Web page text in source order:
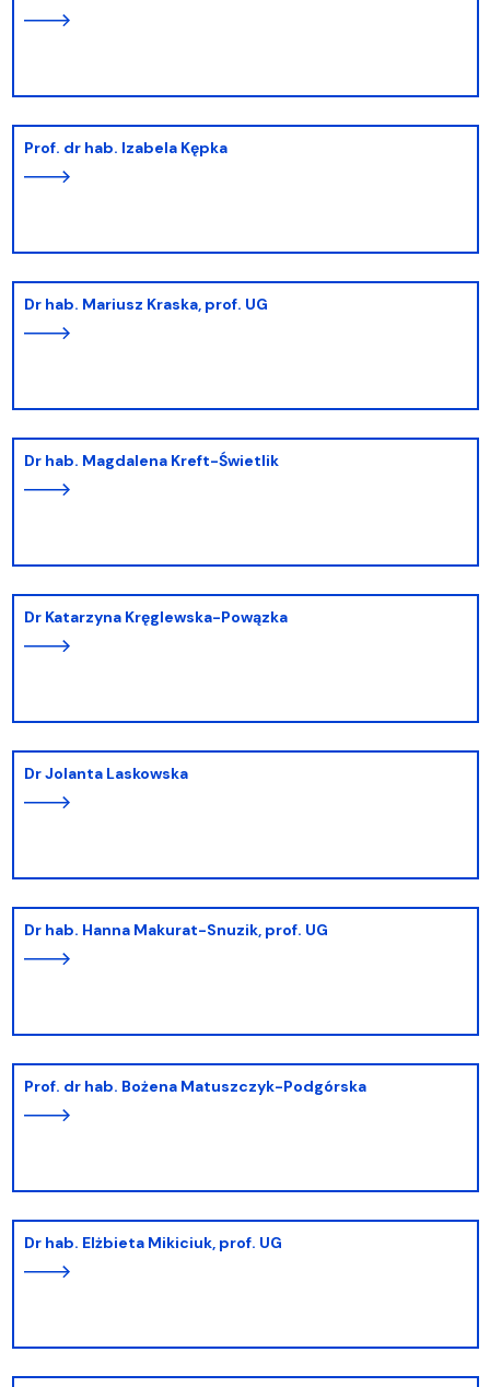
prof. dr hab. Izabela Kępka
dr hab. Mariusz Kraska, prof. UG
dr hab. Magdalena Kreft-Świetlik
dr Katarzyna Kręglewska-Powązka
dr Jolanta Laskowska
dr hab. Hanna Makurat-Snuzik, prof. UG
prof. dr hab. Bożena Matuszczyk-Podgórska
dr hab. Elżbieta Mikiciuk, prof. UG